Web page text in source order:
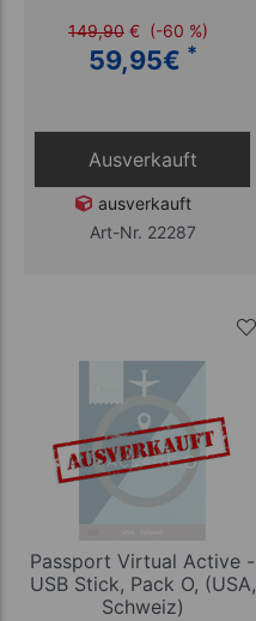
149,90 € (-60 %)
59,95€ *
Ausverkauft
ausverkauft
Art-Nr. 22287
Passport Virtual Active -
USB Stick, Pack O, (USA,
Schweiz)